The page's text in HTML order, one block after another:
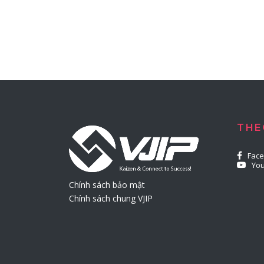
Chính sách bảo mật
Chính sách chung VJIP